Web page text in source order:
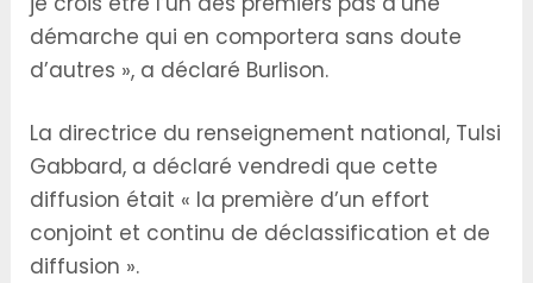
démarche qui en comportera sans doute
d’autres », a déclaré Burlison.
La directrice du renseignement national, Tulsi
Gabbard, a déclaré vendredi que cette
diffusion était « la première d’un effort
conjoint et continu de déclassification et de
diffusion ».